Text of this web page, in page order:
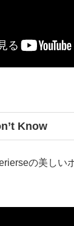
Know
の美しい